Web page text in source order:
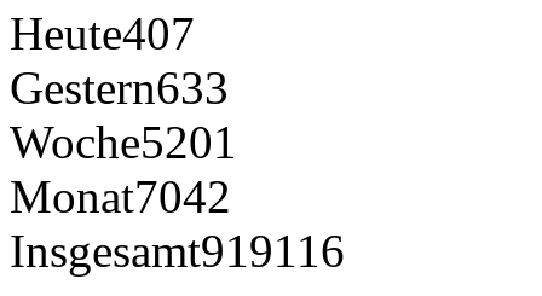
Heute407
Gestern633
Woche5201
Monat7042
Insgesamt919116